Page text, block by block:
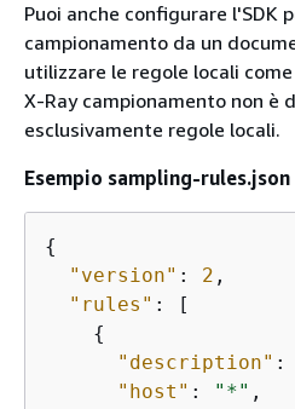
Puoi anche configurare l'SDK
campionamento da un
utilizzare le regole locali
X-Ray campionamento non è
esclusivamente regole locali.
Esempio sampling-rules.json
{
"version" : 2 ,
"rules" : [
{
"description" :
"host" : "*" ,